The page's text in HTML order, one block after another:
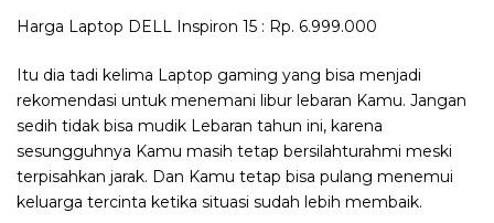
Harga Laptop DELL Inspiron 15 : Rp. 6.999.000
Itu dia tadi kelima Laptop gaming yang bisa menjadi
rekomendasi untuk menemani libur lebaran Kamu. Jangan
sedih tidak bisa mudik Lebaran tahun ini, karena
sesungguhnya Kamu masih tetap bersilahturahmi meski
terpisahkan jarak. Dan Kamu tetap bisa pulang menemui
keluarga tercinta ketika situasi sudah lebih membaik.